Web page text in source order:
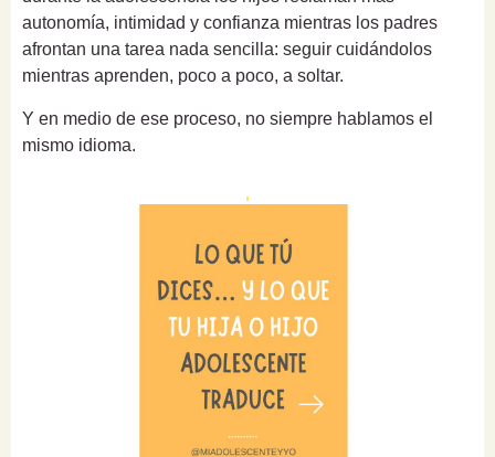
autonomía, intimidad y confianza mientras los padres
afrontan una tarea nada sencilla: seguir cuidándolos
mientras aprenden, poco a poco, a soltar.
Y en medio de ese proceso, no siempre hablamos el
mismo idioma.